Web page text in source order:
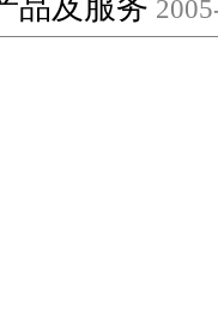
品及服务